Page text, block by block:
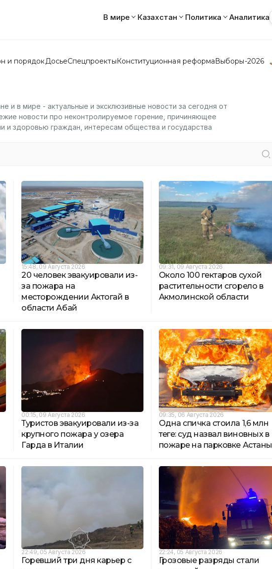
В мире Казахстан Политика Аналитика
и порядок ДосьеСпецпроектыКонституционная реформаВыборы-2026
и в мире - актуальные и эксклюзивные новости за сегодня от
новости про неконтролируемое горение, причиняющее
и здоровью граждан, интересам общества и государства
15:48, 09 Августа 2026
20 человек эвакуировали из-
за пожара на
месторождении Актогай в
области Абай
09:31, 09 Августа 2026
Около 100 гектаров сухой
растительности сгорело в
Акмолинской области
00:15, 09 Августа 2026
Туристов эвакуировали из-за
крупного пожара у озера
Гарда в Италии
09:35, 06 Августа 2026
Одна спичка стоила 1,6 млн
теңге: суд назвал виновных в
пожаре на парковке Астаны
22:49, 05 Августа 2026
Горевший три дня карьер с
22:24, 05 Августа 2026
Грозовые разряды стали